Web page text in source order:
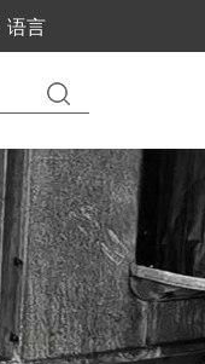
语言